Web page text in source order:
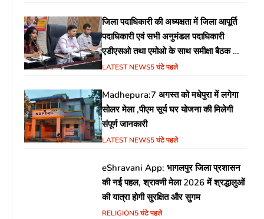
जिला पदाधिकारी की अध्यक्षता में जिला आपूर्ति
पदाधिकारी एवं सभी अनुमंडल पदाधिकारी
एडीएसओ तथा एमोओ के साथ समीक्षा बैठक का
आयोजन
LATEST NEWS5 घंटे पहले
Madhepura:7 अगस्त को मधेपुरा में लगेगा
सोलर मेला ,पीएम सूर्य घर योजना की मिलेगी
संपूर्ण जानकारी
LATEST NEWS5 घंटे पहले
eShravani App: भागलपुर जिला प्रशासन
की नई पहल, श्रावणी मेला 2026 में श्रद्धालुओं
की यात्रा होगी सुरक्षित और सुगम
RELIGION5 घंटे पहले